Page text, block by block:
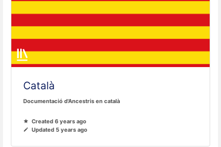
Català
Documentació d'Ancestris en català
Created 6 years ago
Updated 5 years ago